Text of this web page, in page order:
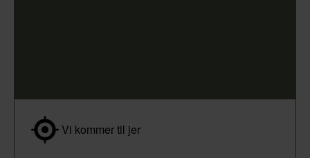
Vi kommer til jer